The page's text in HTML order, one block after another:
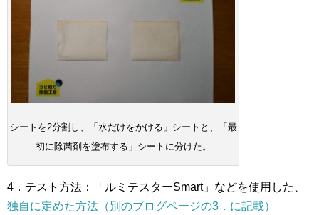
シートを2分割し、「水だけをかける」シートと、「最
初に除菌剤を塗布する」シートに分けた。
4．テスト方法：「ルミテスターSmart」などを使用した、
独自に定めた方法（別のブログページの3．に記載）